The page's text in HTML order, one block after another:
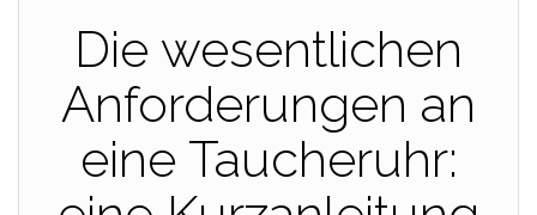
Die wesentlichen
Anforderungen an
eine Taucheruhr: